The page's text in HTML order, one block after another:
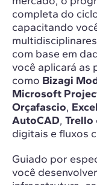
completa do
capacitando
com base em
você aplicará as
como Bizagi
Microsoft
Orçafascio, Excel
AutoCAD, Trello
digitais e fluxos
Guiado por
você